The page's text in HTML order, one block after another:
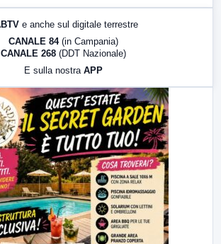
LabNews (replica)
e anche sul digitale terrestre
CANALE 84 (in Campania)
CANALE 268 (DDT Nazionale)
E sulla nostra APP